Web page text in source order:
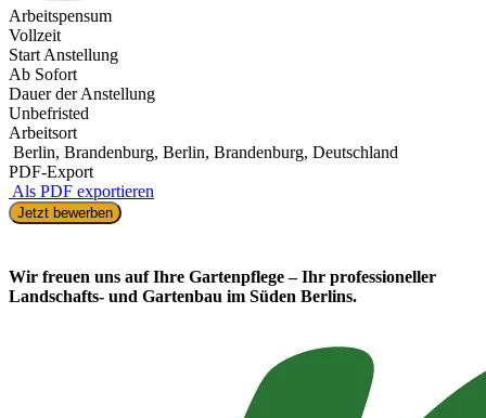
Arbeitspensum
Vollzeit
Start Anstellung
Ab Sofort
Dauer der Anstellung
Unbefristed
Arbeitsort
Berlin, Brandenburg, Berlin, Brandenburg, Deutschland
PDF-Export
Als PDF exportieren
Jetzt bewerben
Wir freuen uns auf Ihre Gartenpflege – Ihr professioneller
Landschafts- und Gartenbau im Süden Berlins.